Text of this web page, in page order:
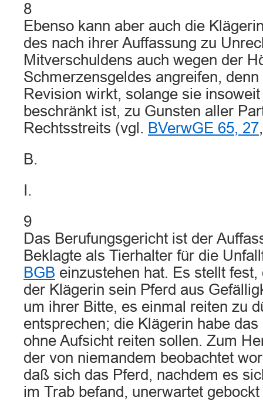
8
Ebenso kann aber auch die
des nach ihrer Auffassung zu
Mitverschuldens auch wegen der
Schmerzensgeldes angreifen,
Revision wirkt, solange sie
beschränkt ist, zu Gunsten aller
Rechtsstreits (vgl. BVerwGE 65, 27
B.
I.
9
Das Berufungsgericht ist der
Beklagte als Tierhalter für die
BGB einzustehen hat. Es stellt
der Klägerin sein Pferd aus
um ihrer Bitte, es einmal reiten zu
entsprechen; die Klägerin habe
ohne Aufsicht reiten sollen. Zum
der von niemandem beobachtet
daß sich das Pferd, nachdem es
im Trab befand, unerwartet